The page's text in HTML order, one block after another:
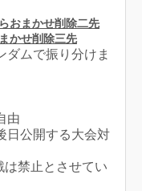
おまかせ削除二先
かせ削除三先
ダムで振り分けま
由
日公開する大会対
は禁止とさせてい